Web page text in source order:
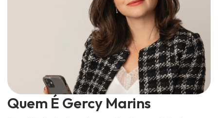
Quem É Gercy Marins